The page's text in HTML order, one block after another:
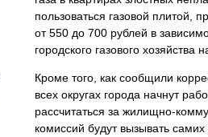
пользоваться газовой плитой,
от 550 до 700 рублей в
городского газового
Кроме того, как сообщили
всех округах города начнут
рассчитаться за жилищно-
комиссий будут вызывать